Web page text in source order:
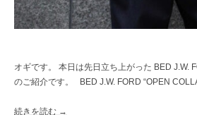
オギです。 本日は先日立ち上がった BED J.W.
のご紹介です。 BED J.W. FORD “OPEN
続きを読む →